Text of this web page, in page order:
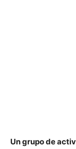
Un grupo de